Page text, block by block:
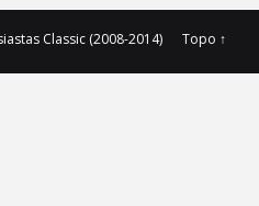
Classic (2008-2014) Topo ↑